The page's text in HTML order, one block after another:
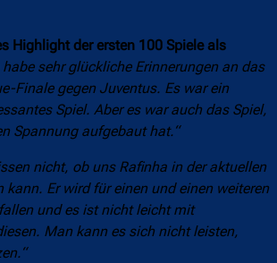
Highlight der ersten 100 Spiele als
habe sehr glückliche Erinnerungen an das
Finale gegen Juventus. Es war ein
Spiel. Aber es war auch das Spiel,
Spannung aufgebaut hat.“
nicht, ob uns Rafinha in der aktuellen
kann. Er wird für einen und einen weiteren
und es ist nicht leicht mit
Man kann es sich nicht leisten,